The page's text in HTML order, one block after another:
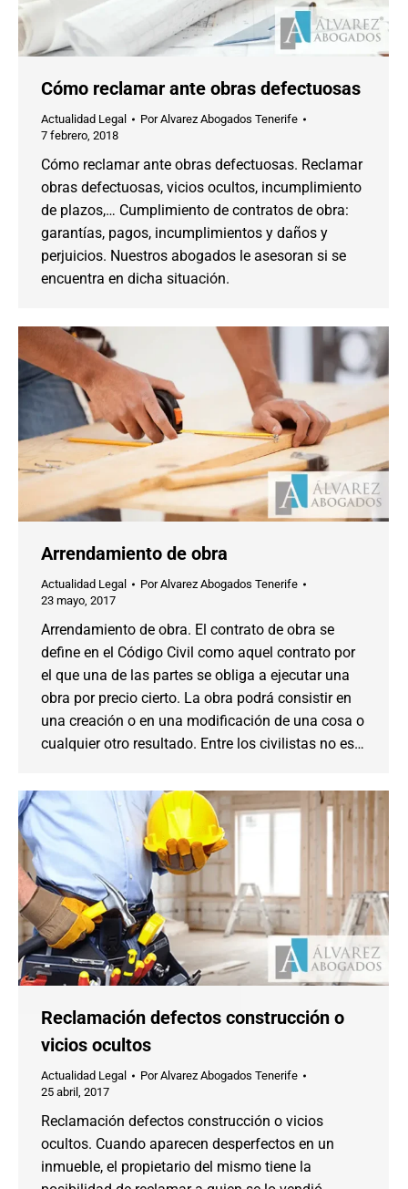
Cómo reclamar ante obras defectuosas
Actualidad Legal PorAlvarez Abogados Tenerife
7 febrero, 2018
Cómo reclamar ante obras defectuosas. Reclamar
obras defectuosas, vicios ocultos, incumplimiento
de plazos,… Cumplimiento de contratos de obra:
garantías, pagos, incumplimientos y daños y
perjuicios. Nuestros abogados le asesoran si se
encuentra en dicha situación.
Arrendamiento de obra
Actualidad Legal PorAlvarez Abogados Tenerife
23 mayo, 2017
Arrendamiento de obra. El contrato de obra se
define en el Código Civil como aquel contrato por
el que una de las partes se obliga a ejecutar una
obra por precio cierto. La obra podrá consistir en
una creación o en una modificación de una cosa o
cualquier otro resultado. Entre los civilistas no es…
Reclamación defectos construcción o
vicios ocultos
Actualidad Legal PorAlvarez Abogados Tenerife
25 abril, 2017
Reclamación defectos construcción o vicios
ocultos. Cuando aparecen desperfectos en un
inmueble, el propietario del mismo tiene la